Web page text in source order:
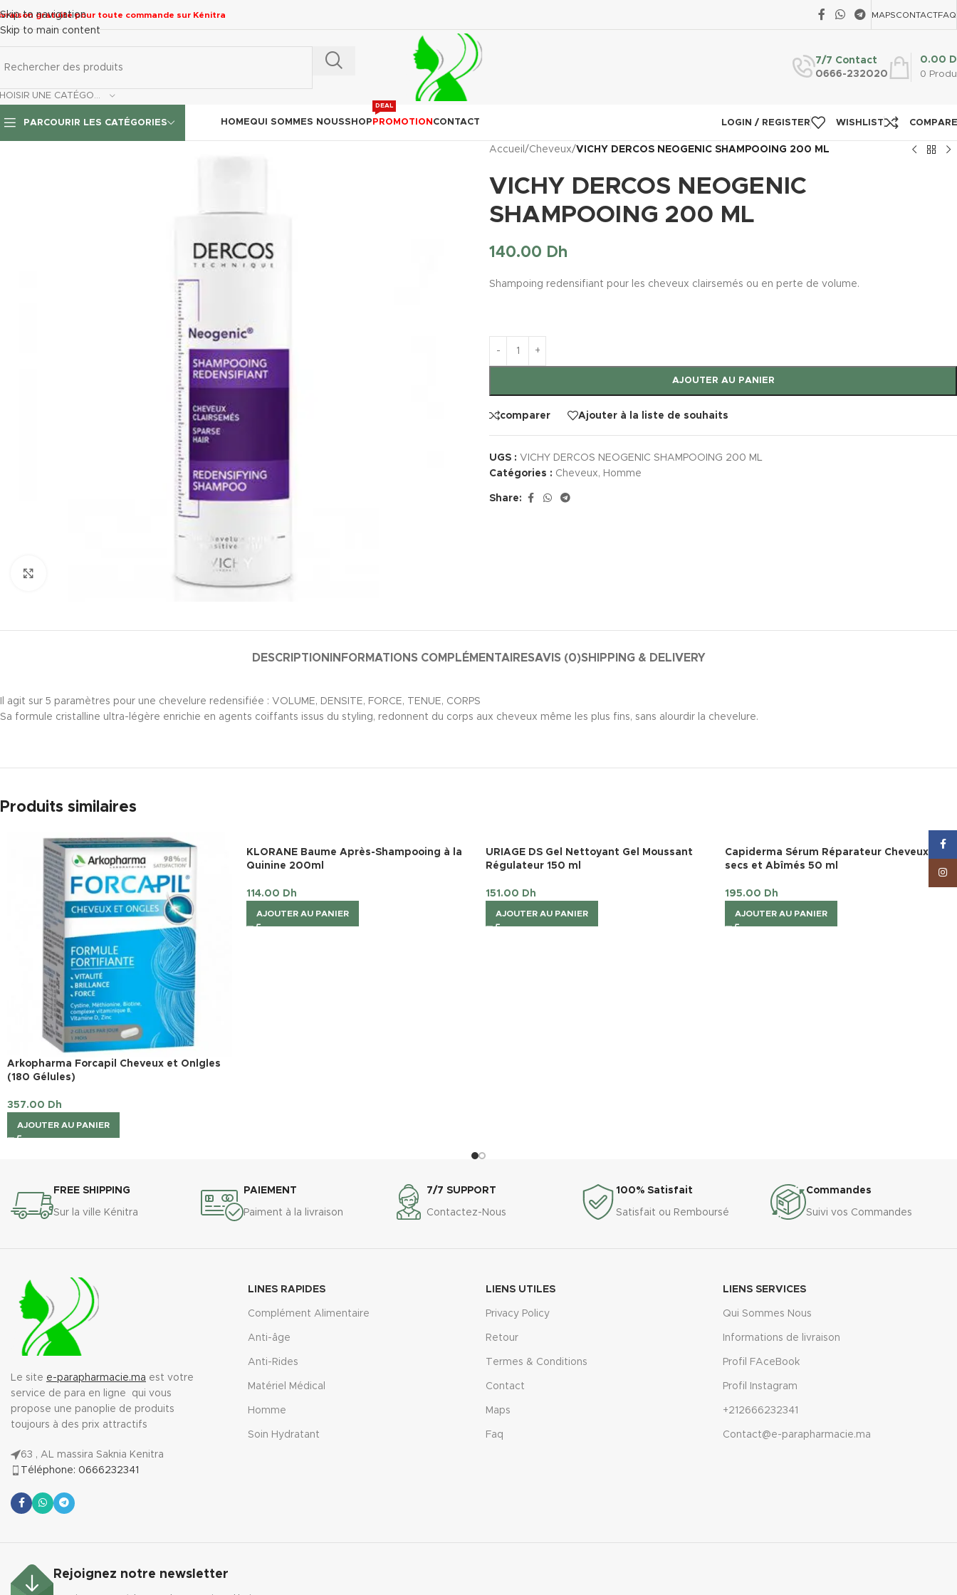
Skip to navigation
Skip to main content
gratuite pour toute commande sur Kénitra MAPSCONTACTFAQ
7/7 Contact
0666-232020
0
0.00
PARCOURIR LES CATÉGORIES HOMEQUI SOMMES NOUSSHOP PROMOTION
DEAL
CONTACT LOGIN / REGISTER WISHLIST
Accueil /Cheveux/VICHY DERCOS NEOGENIC SHAMPOOING 200 ML
VICHY DERCOS NEOGENIC
SHAMPOOING 200 ML
140.00 Dh
Shampoing redensifiant pour les cheveux clairsemés ou en perte de volume.
AJOUTER AU PANIER
comparer Ajouter à la liste de souhaits
UGS : VICHY DERCOS NEOGENIC SHAMPOOING 200 ML
Catégories : Cheveux, Homme
Share:
DESCRIPTION INFORMATIONS COMPLÉMENTAIRESAVIS (0)SHIPPING & DELIVERY
Il agit sur 5 paramètres pour une chevelure redensifiée : VOLUME, DENSITE, FORCE, TENUE, CORPS
Sa formule cristalline ultra-légère enrichie en agents coiffants issus du styling, redonnent du corps aux cheveux même les plus fins, sans alourdir la chevelure.
Produits similaires
Arkopharma Forcapil Cheveux et Onlgles
(180 Gélules)
357.00 Dh
AJOUTER AU PANIER
KLORANE Baume Après-Shampooing à la
Quinine 200ml
114.00 Dh
AJOUTER AU PANIER
URIAGE DS Gel Nettoyant Gel Moussant
Régulateur 150 ml
151.00 Dh
AJOUTER AU PANIER
Capiderma Sérum Réparateur Cheveux
secs et Abîmés 50 ml
195.00 Dh
AJOUTER AU PANIER
FREE SHIPPING
Sur la ville Kénitra
PAIEMENT
Paiment à la livraison
7/7 SUPPORT
Contactez-Nous
100% Satisfait
Satisfait ou Remboursé
Commandes
Suivi vos Commandes
Le site e-parapharmacie.ma est votre
service de para en ligne qui vous
propose une panoplie de produits
toujours à des prix attractifs
63 , AL massira Saknia Kenitra
Téléphone: 0666232341
LINES RAPIDES
Complément Alimentaire
Anti-âge
Anti-Rides
Matériel Médical
Homme
Soin Hydratant
LIENS UTILES
Privacy Policy
Retour
Termes & Conditions
Contact
Maps
Faq
LIENS SERVICES
Qui Sommes Nous
Informations de livraison
Profil FAceBook
Profil Instagram
+212666232341
Contact@e-parapharmacie.ma
Rejoignez notre newsletter